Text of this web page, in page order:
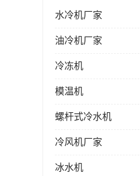
水冷机厂家
油冷机厂家
冷冻机
模温机
螺杆式冷水机
冷风机厂家
冰水机